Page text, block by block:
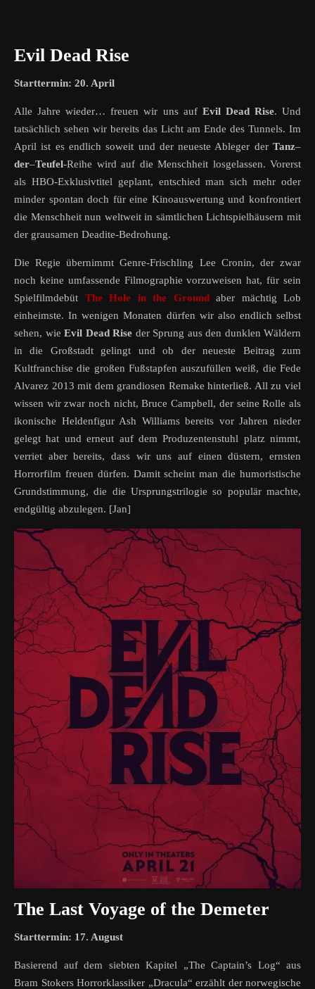
Evil Dead Rise
Starttermin: 20. April
Alle Jahre wieder… freuen wir uns auf Evil Dead Rise. Und
tatsächlich sehen wir bereits das Licht am Ende des Tunnels. Im
April ist es endlich soweit und der neueste Ableger der Tanz–
der–Teufel-Reihe wird auf die Menschheit losgelassen. Vorerst
als HBO-Exklusivtitel geplant, entschied man sich mehr oder
minder spontan doch für eine Kinoauswertung und konfrontiert
die Menschheit nun weltweit in sämtlichen Lichtspielhäusern mit
der grausamen Deadite-Bedrohung.
Die Regie übernimmt Genre-Frischling Lee Cronin, der zwar
noch keine umfassende Filmographie vorzuweisen hat, für sein
Spielfilmdebüt The Hole in the Groundaber mächtig Lob
einheimste. In wenigen Monaten dürfen wir also endlich selbst
sehen, wie Evil Dead Rise der Sprung aus den dunklen Wäldern
in die Großstadt gelingt und ob der neueste Beitrag zum
Kultfranchise die großen Fußstapfen auszufüllen weiß, die Fede
Alvarez 2013 mit dem grandiosen Remake hinterließ. All zu viel
wissen wir zwar noch nicht, Bruce Campbell, der seine Rolle als
ikonische Heldenfigur Ash Williams bereits vor Jahren nieder
gelegt hat und erneut auf dem Produzentenstuhl platz nimmt,
verriet aber bereits, dass wir uns auf einen düstern, ernsten
Horrorfilm freuen dürfen. Damit scheint man die humoristische
Grundstimmung, die die Ursprungstrilogie so populär machte,
endgültig abzulegen. [Jan]
The Last Voyage of the Demeter
Starttermin: 17. August
Basierend auf dem siebten Kapitel „The Captain’s Log“ aus
Bram Stokers Horrorklassiker „Dracula“ erzählt der norwegische